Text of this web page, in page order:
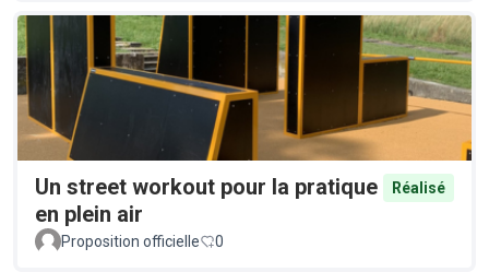
Un street workout pour la pratique
en plein air
Réalisé
Proposition officielle 0